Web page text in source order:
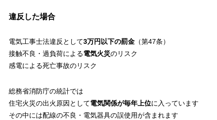
違反した場合
電気工事士法違反として3万円以下の罰金（第47条）
接触不良・過負荷による電気火災のリスク
感電による死亡事故のリスク
総務省消防庁の統計では
住宅火災の出火原因として電気関係が毎年上位に入っています
その中には配線の不良・電気器具の誤使用が含まれます